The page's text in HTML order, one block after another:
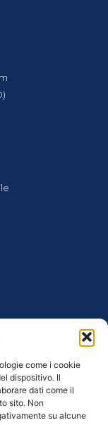
come i cookie
dispositivo. Il
dati come il
sito. Non
su alcune
solo a scopo